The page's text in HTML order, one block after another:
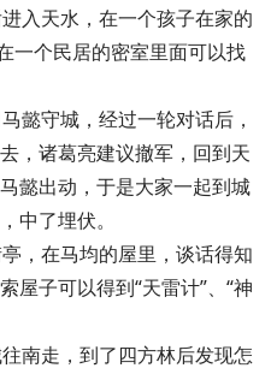
入天水，在一个孩子在家的
一个民居的密室里面可以找
懿守城，经过一轮对话后，
，诸葛亮建议撤军，回到天
懿出动，于是大家一起到城
中了埋伏。
，在马均的屋里，谈话得知
屋子可以得到“天雷计”、“神
南走，到了四方林后发现怎